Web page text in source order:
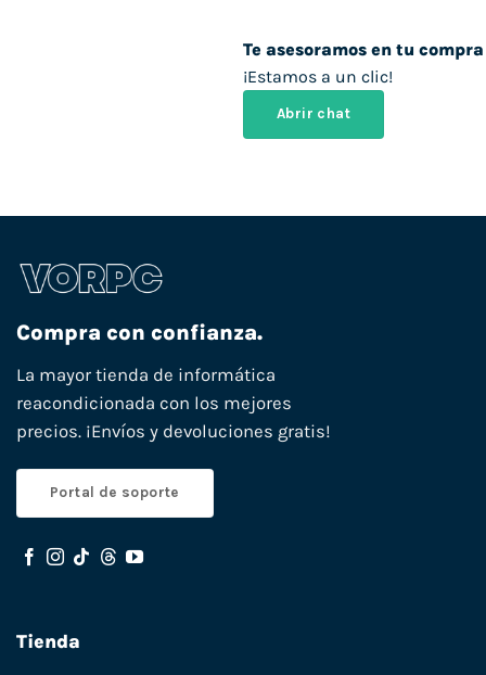
Te asesoramos en tu compra
¡Estamos a un clic!
Abrir chat
Compra con confianza.
La mayor tienda de informática
reacondicionada con los mejores
precios. ¡Envíos y devoluciones gratis!
Portal de soporte
Tienda